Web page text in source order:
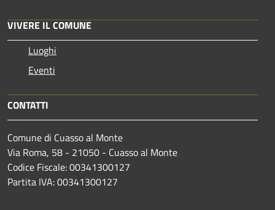
VIVERE IL COMUNE
Luoghi
Eventi
CONTATTI
Comune di Cuasso al Monte
Via Roma, 58 - 21050 - Cuasso al Monte
Codice Fiscale: 00341300127
Partita IVA: 00341300127